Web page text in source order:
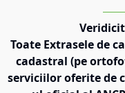
Toate Extrasele de
cadastral (pe
serviciilor oferite de